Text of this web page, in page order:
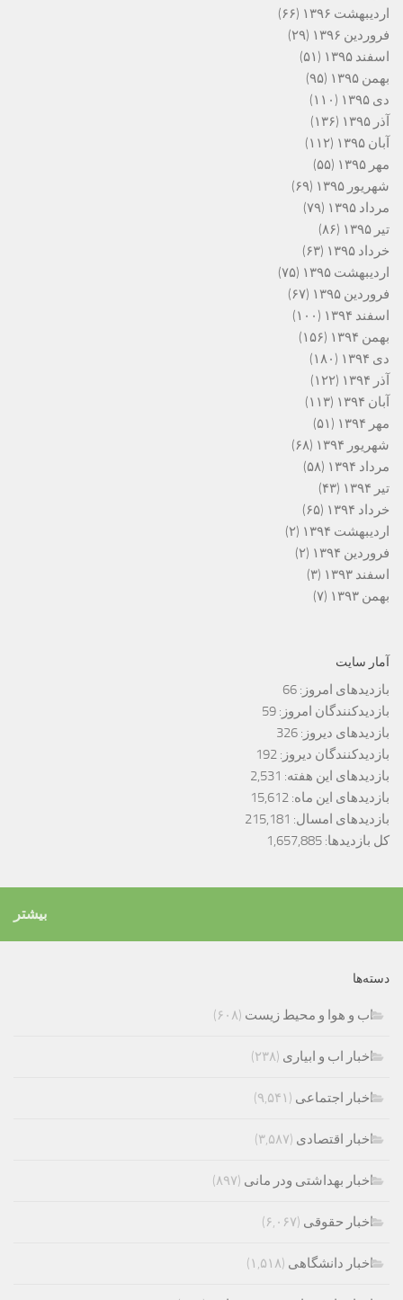
اردیبهشت ۱۳۹۶
(۶۶)
فروردین ۱۳۹۶
(۲۹)
اسفند ۱۳۹۵
(۵۱)
بهمن ۱۳۹۵
(۹۵)
دی ۱۳۹۵
(۱۱۰)
آذر ۱۳۹۵
(۱۳۶)
آبان ۱۳۹۵
(۱۱۲)
مهر ۱۳۹۵
(۵۵)
شهریور ۱۳۹۵
(۶۹)
مرداد ۱۳۹۵
(۷۹)
تیر ۱۳۹۵
(۸۶)
خرداد ۱۳۹۵
(۶۳)
اردیبهشت ۱۳۹۵
(۷۵)
فروردین ۱۳۹۵
(۶۷)
اسفند ۱۳۹۴
(۱۰۰)
بهمن ۱۳۹۴
(۱۵۶)
دی ۱۳۹۴
(۱۸۰)
آذر ۱۳۹۴
(۱۲۲)
آبان ۱۳۹۴
(۱۱۳)
مهر ۱۳۹۴
(۵۱)
شهریور ۱۳۹۴
(۶۸)
مرداد ۱۳۹۴
(۵۸)
تیر ۱۳۹۴
(۴۳)
خرداد ۱۳۹۴
(۶۵)
اردیبهشت ۱۳۹۴
(۲)
فروردین ۱۳۹۴
(۲)
اسفند ۱۳۹۳
(۳)
بهمن ۱۳۹۳
(۷)
آمار سایت
بازدیدهای امروز: 66
بازدیدکنندگان امروز: 59
بازدیدهای دیروز: 326
بازدیدکنندگان دیروز: 192
بازدیدهای این هفته: 2,531
بازدیدهای این ماه: 15,612
بازدیدهای امسال: 215,181
کل بازدیدها: 1,657,885
بیشتر
دسته‌ها
اب و هوا و محیط زیست (۶۰۸)
اخبار اب و ابیاری (۲۳۸)
اخبار اجتماعی (۹,۵۴۱)
اخبار اقتصادی (۳,۵۸۷)
اخبار بهداشتی ودر مانی (۸۹۷)
اخبار حقوقی (۶,۰۶۷)
اخبار دانشگاهی (۱,۵۱۸)